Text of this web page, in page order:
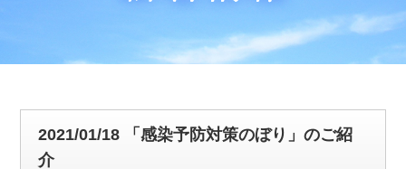
2021/01/18 「感染予防対策のぼり」のご紹
介